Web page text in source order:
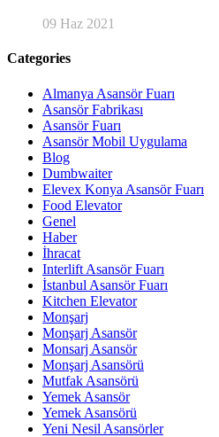
09 Haz 2021
Categories
Almanya Asansör Fuarı
Asansör Fabrikası
Asansör Fuarı
Asansör Mobil Uygulama
Blog
Dumbwaiter
Elevex Konya Asansör Fuarı
Food Elevator
Genel
Haber
İhracat
Interlift Asansör Fuarı
İstanbul Asansör Fuarı
Kitchen Elevator
Monşarj
Monşarj Asansör
Monsarj Asansör
Monşarj Asansörü
Mutfak Asansörü
Yemek Asansör
Yemek Asansörü
Yeni Nesil Asansörler